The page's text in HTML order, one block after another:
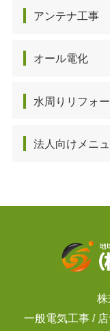
アンテナ工事
オール電化
水周りリフォ
法人向けメニ
株
一般電気工事 /